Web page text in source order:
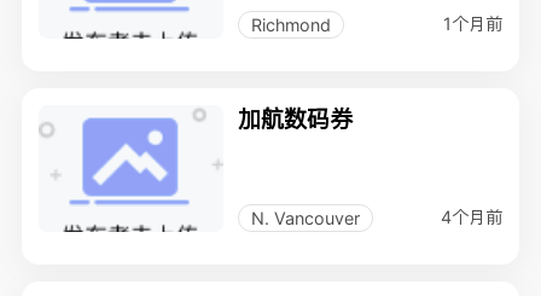
Richmond 1个月前
加航数码券
N. Vancouver 4个月前